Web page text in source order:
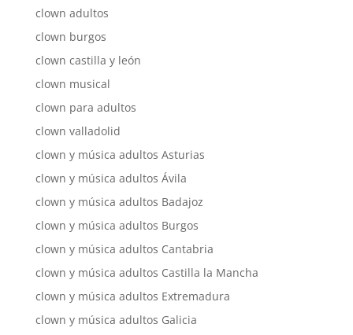
clown adultos
clown burgos
clown castilla y león
clown musical
clown para adultos
clown valladolid
clown y música adultos Asturias
clown y música adultos Ávila
clown y música adultos Badajoz
clown y música adultos Burgos
clown y música adultos Cantabria
clown y música adultos Castilla la Mancha
clown y música adultos Extremadura
clown y música adultos Galicia